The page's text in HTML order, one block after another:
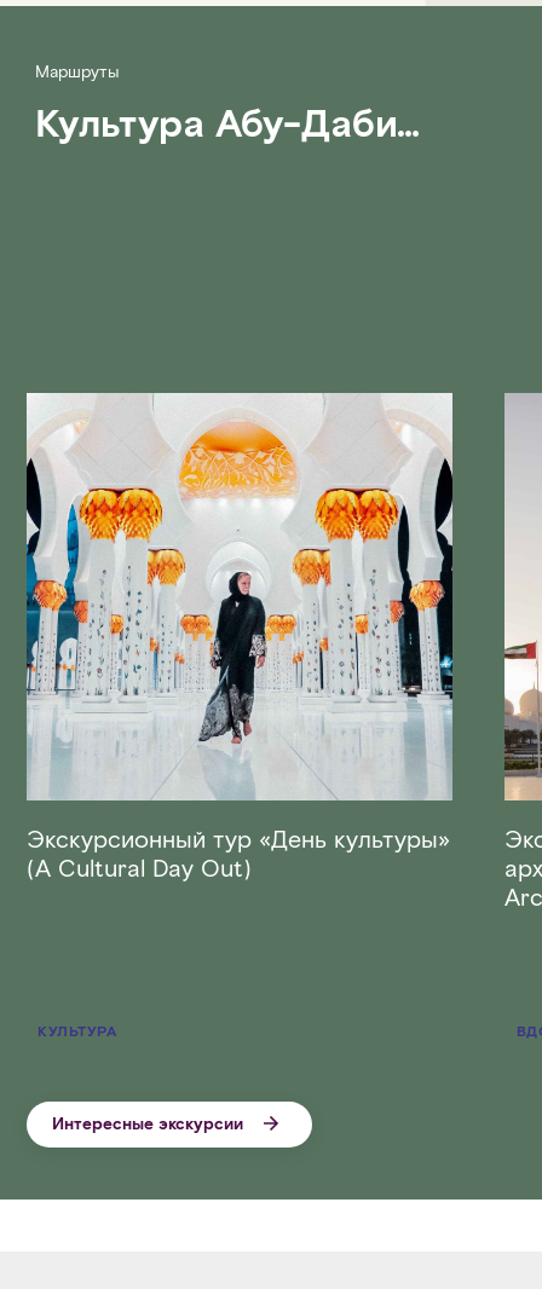
Маршруты
Культура Абу-Даби…
Экскурсионный тур «День культуры»
(A Cultural Day Out)
КУЛЬТУРА
Интересные экскурсии